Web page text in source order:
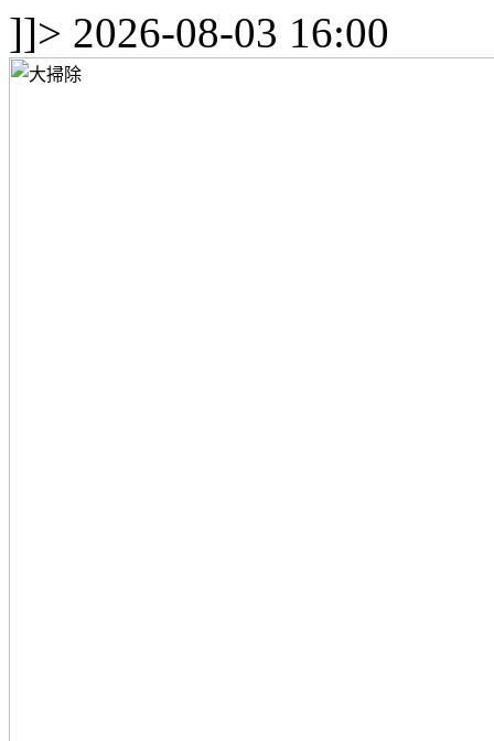
]]> 2026-08-03 16:00